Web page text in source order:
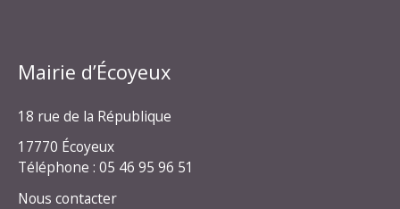
Mairie d’Écoyeux
18 rue de la République
17770 Écoyeux
Téléphone : 05 46 95 96 51
Nous contacter